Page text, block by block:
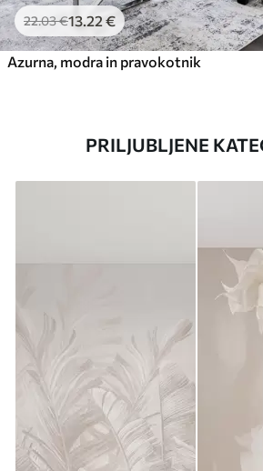
22.03€13.22 €
Azurna, modra in pravokotnik
PRILJUBLJENE